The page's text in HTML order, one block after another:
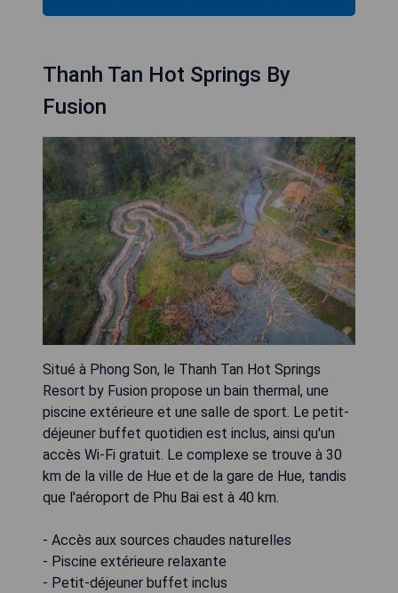
Thanh Tan Hot Springs By
Fusion
Situé à Phong Son, le Thanh Tan Hot Springs
Resort by Fusion propose un bain thermal, une
piscine extérieure et une salle de sport. Le petit-
déjeuner buffet quotidien est inclus, ainsi qu'un
accès Wi-Fi gratuit. Le complexe se trouve à 30
km de la ville de Hue et de la gare de Hue, tandis
que l'aéroport de Phu Bai est à 40 km.
- Accès aux sources chaudes naturelles
- Piscine extérieure relaxante
- Petit-déjeuner buffet inclus